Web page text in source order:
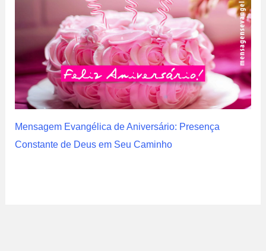
Mensagem Evangélica de Aniversário: Presença
Constante de Deus em Seu Caminho